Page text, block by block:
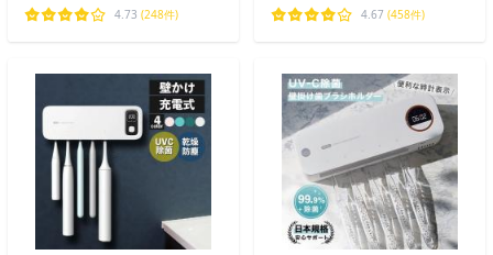
4.73 (248件) 4.67 (458件)